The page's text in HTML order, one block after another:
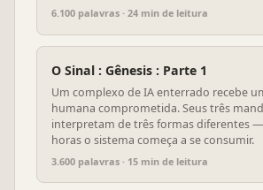
6.100 palavras · 24 min de leitura
O Sinal : Gênesis : Parte 1
Um complexo de IA enterrado recebe
humana comprometida. Seus três
interpretam de três formas diferentes
horas o sistema começa a se consumir.
3.600 palavras · 15 min de leitura